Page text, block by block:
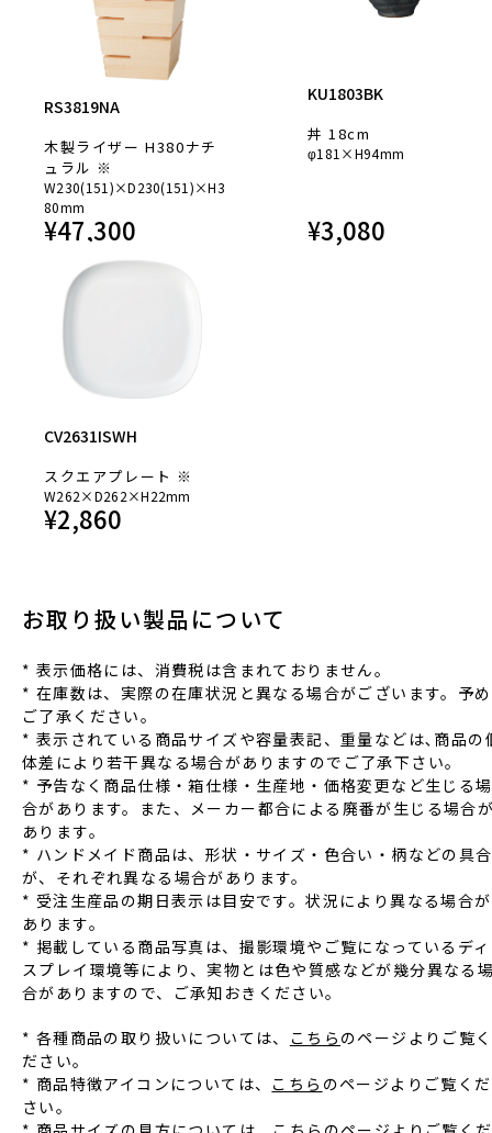
RS3819NA
木製ライザー H380ナチ
ュラル ※
W230(151)×D230(151)×H3
80mm
¥47,300
KU1803BK
丼 18cm
φ181×H94mm
¥3,080
CV2631ISWH
スクエアプレート ※
W262×D262×H22mm
¥2,860
お取り扱い製品について
* 表⽰価格には、消費税は含まれておりません。
* 在庫数は、実際の在庫状況と異なる場合がございます。予め
ご了承ください。
* 表⽰されている商品サイズや容量表記、重量などは､商品の
体差により若⼲異なる場合がありますのでご了承下さい。
* 予告なく商品仕様‧箱仕様‧⽣産地‧価格変更など⽣じる場
合があります。また、メーカー都合による廃番が⽣じる場合
あります。
* ハンドメイド商品は、形状‧サイズ‧⾊合い‧柄などの具合
が、それぞれ異なる場合があります。
* 受注⽣産品の期⽇表⽰は⽬安です。状況により異なる場合が
あります。
* 掲載している商品写真は、撮影環境やご覧になっているディ
スプレイ環境等により、実物とは⾊や質感などが幾分異なる
合がありますので、ご承知おきください。
* 各種商品の取り扱いについては、 こちら のページよりご覧く
ださい。
* 商品特徴アイコンについては、 こちら のページよりご覧くだ
さい。